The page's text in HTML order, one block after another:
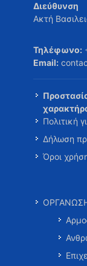
Διεύθυνση
Ακτή
Τηλέφωνο:
Email:
Πολιτική
Δήλωση
Όροι